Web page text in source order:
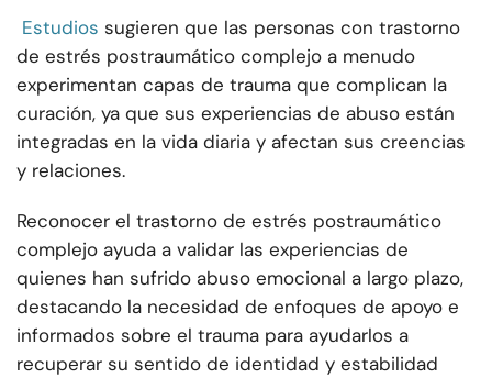
Estudios sugieren que las personas con trastorno
de estrés postraumático complejo a menudo
experimentan capas de trauma que complican la
curación, ya que sus experiencias de abuso están
integradas en la vida diaria y afectan sus creencias
y relaciones.
Reconocer el trastorno de estrés postraumático
complejo ayuda a validar las experiencias de
quienes han sufrido abuso emocional a largo plazo,
destacando la necesidad de enfoques de apoyo e
informados sobre el trauma para ayudarlos a
recuperar su sentido de identidad y estabilidad